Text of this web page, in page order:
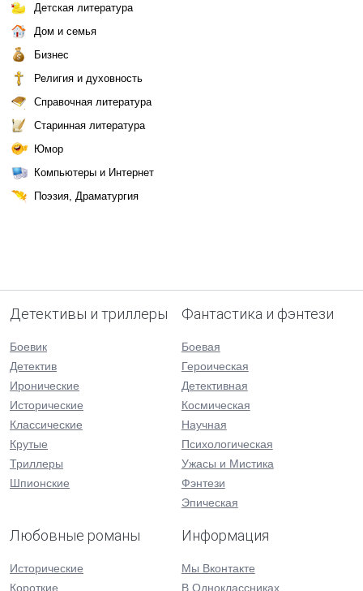
Детская литература
Дом и семья
Бизнес
Религия и духовность
Справочная литература
Старинная литература
Юмор
Компьютеры и Интернет
Поэзия, Драматургия
Детективы и триллеры
Боевик
Детектив
Иронические
Исторические
Классические
Крутые
Триллеры
Шпионские
Фантастика и фэнтези
Боевая
Героическая
Детективная
Космическая
Научная
Психологическая
Ужасы и Мистика
Фэнтези
Эпическая
Любовные романы
Исторические
Короткие
Информация
Мы Вконтакте
В Одноклассниках